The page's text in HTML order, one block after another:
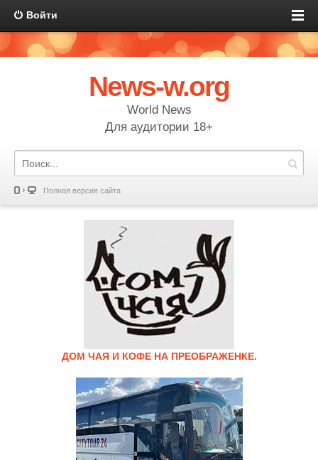
Войти
News-w.org
World News
Для аудитории 18+
Полная версия сайта
ДОМ ЧАЯ И КОФЕ НА ПРЕОБРАЖЕНКЕ.